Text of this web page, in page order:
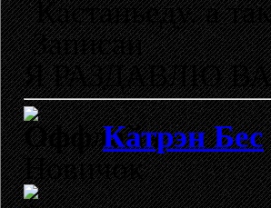
Кастаньеду, а
Записан
Я РАЗДАВЛЮ
Катрэн Бес
Новичок